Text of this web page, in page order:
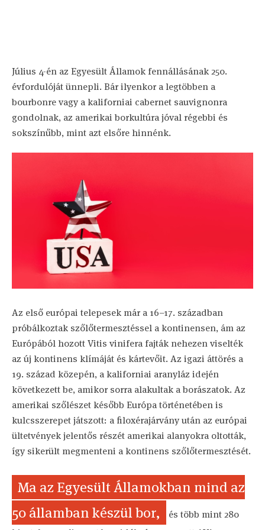
Július 4-én az Egyesült Államok fennállásának 250.
évfordulóját ünnepli. Bár ilyenkor a legtöbben a
bourbonre vagy a kaliforniai cabernet sauvignonra
gondolnak, az amerikai borkultúra jóval régebbi és
sokszínűbb, mint azt elsőre hinnénk.
Az első európai telepesek már a 16–17. században
próbálkoztak szőlőtermesztéssel a kontinensen, ám az
Európából hozott Vitis vinifera fajták nehezen viselték
az új kontinens klímáját és kártevőit. Az igazi áttörés a
19. század közepén, a kaliforniai aranyláz idején
következett be, amikor sorra alakultak a borászatok. Az
amerikai szőlészet később Európa történetében is
kulcsszerepet játszott: a filoxérajárvány után az európai
ültetvények jelentős részét amerikai alanyokra oltották,
így sikerült megmenteni a kontinens szőlőtermesztését.
Ma az Egyesült Államokban mind az
50 államban készül bor,
és több mint 280